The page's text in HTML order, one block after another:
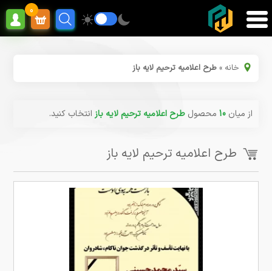
0
خانه »طرح اعلامیه ترحیم لایه باز
از میان10 محصولطرح اعلامیه ترحیم لایه باز انتخاب کنید.
طرح اعلامیه ترحیم لایه باز